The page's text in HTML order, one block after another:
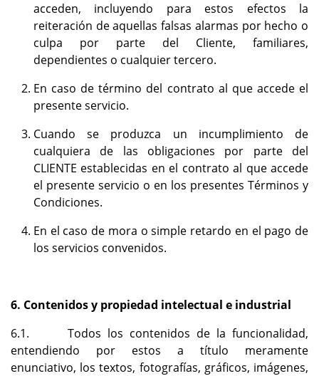
acceden, incluyendo para estos efectos la
reiteración de aquellas falsas alarmas por hecho o
culpa por parte del Cliente, familiares,
dependientes o cualquier tercero.
En caso de término del contrato al que accede el
presente servicio.
Cuando se produzca un incumplimiento de
cualquiera de las obligaciones por parte del
CLIENTE establecidas en el contrato al que accede
el presente servicio o en los presentes Términos y
Condiciones.
En el caso de mora o simple retardo en el pago de
los servicios convenidos.
6. Contenidos y propiedad intelectual e industrial
6.1. Todos los contenidos de la funcionalidad,
entendiendo por estos a título meramente
enunciativo, los textos, fotografías, gráficos, imágenes,